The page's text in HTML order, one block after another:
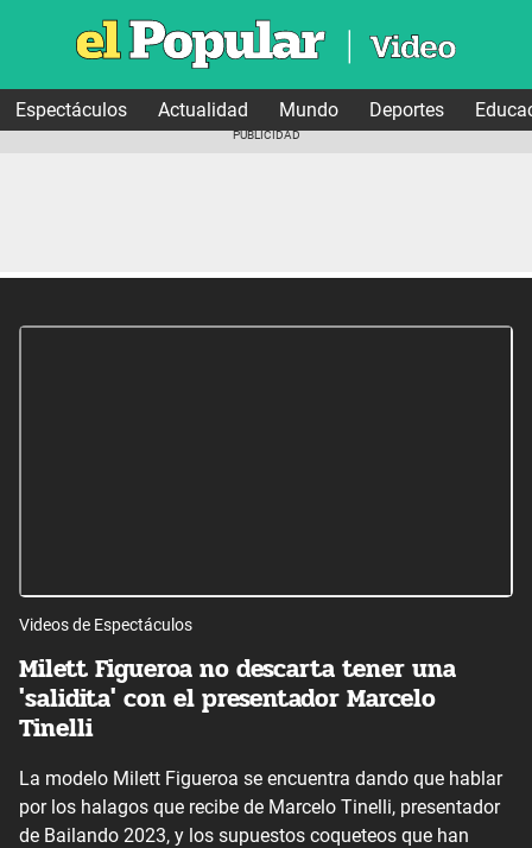
Espectáculos Actualidad Mundo Deportes
Videos de Espectáculos
Milett Figueroa no descarta tener una
'salidita' con el presentador Marcelo
Tinelli
La modelo Milett Figueroa se encuentra dando que hablar
por los halagos que recibe de Marcelo Tinelli, presentador
de Bailando 2023, y los supuestos coqueteos que han